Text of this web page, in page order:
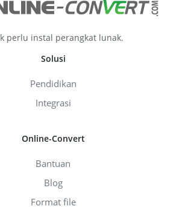
perlu instal perangkat lunak.
Solusi
Pendidikan
Integrasi
Online-Convert
Bantuan
Blog
Format file